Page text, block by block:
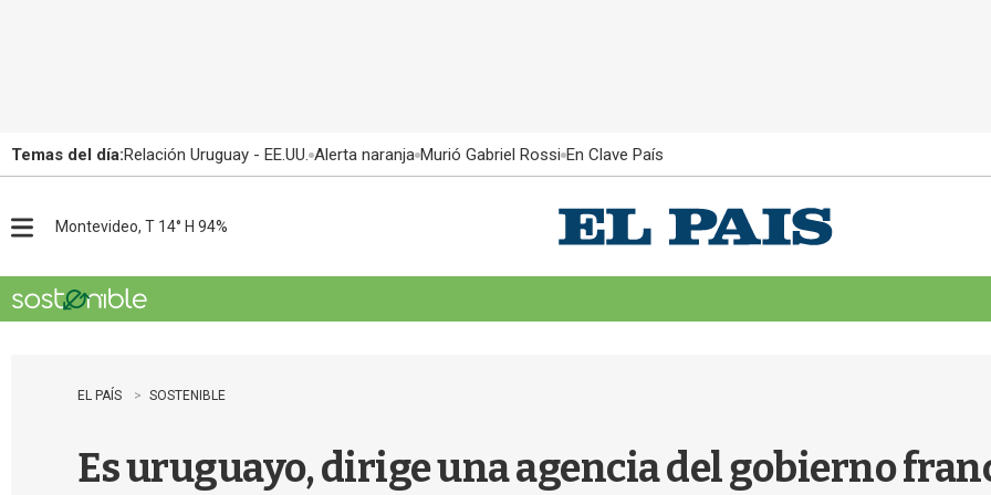
Temas del día:Relación Uruguay - EE.UU. Alerta naranja Murió Gabriel Rossi En Clave País
u
Montevideo, T 14° H 94%
EL PAÍS SOSTENIBLE
Es uruguayo, dirige una agencia del gobierno